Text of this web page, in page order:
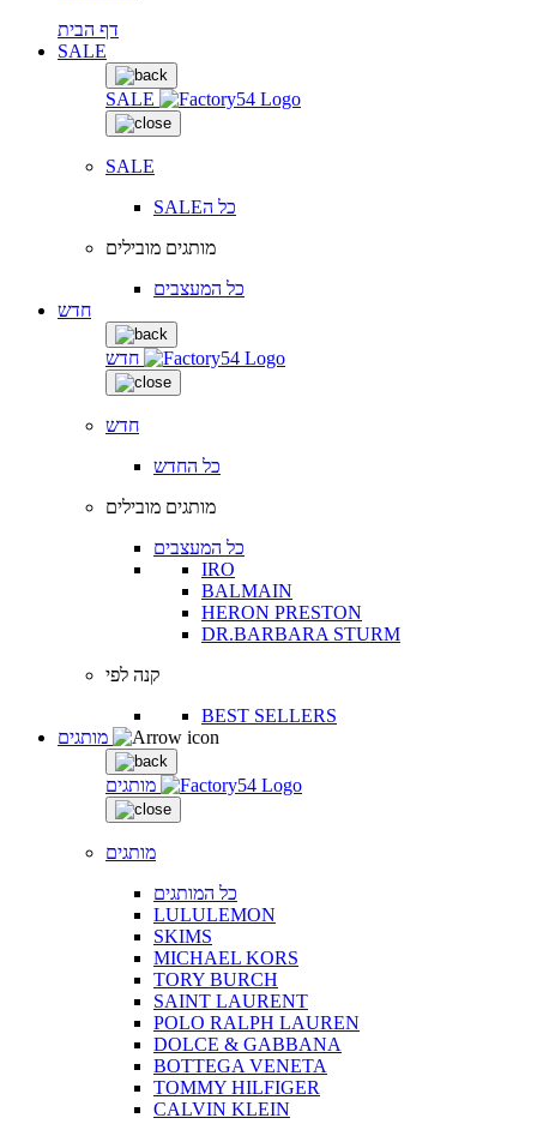
דף הבית
SALE
SALE
SALE
SALEכל ה
מותגים מובילים
כל המעצבים
חדש
חדש
חדש
כל החדש
מותגים מובילים
כל המעצבים
IRO
BALMAIN
HERON PRESTON
DR.BARBARA STURM
קנה לפי
BEST SELLERS
מותגים
מותגים
כל המותגים
LULULEMON
SKIMS
MICHAEL KORS
TORY BURCH
SAINT LAURENT
POLO RALPH LAUREN
DOLCE & GABBANA
BOTTEGA VENETA
TOMMY HILFIGER
CALVIN KLEIN